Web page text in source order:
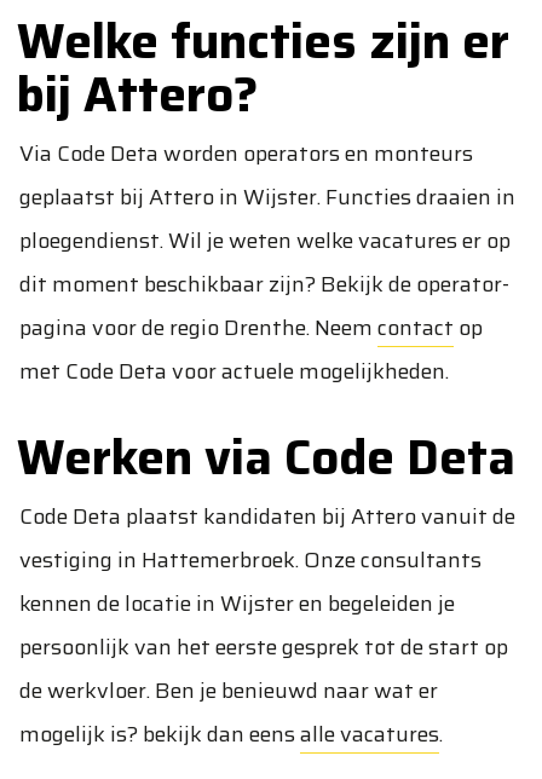
Welke functies zijn er
bij Attero?
Via Code Deta worden operators en monteurs
geplaatst bij Attero in Wijster. Functies draaien in
ploegendienst. Wil je weten welke vacatures er op
dit moment beschikbaar zijn? Bekijk de operator-
pagina voor de regio Drenthe. Neemcontact op
met Code Deta voor actuele mogelijkheden.
Werken via Code Deta
Code Deta plaatst kandidaten bij Attero vanuit de
vestiging in Hattemerbroek. Onze consultants
kennen de locatie in Wijster en begeleiden je
persoonlijk van het eerste gesprek tot de start op
de werkvloer. Ben je benieuwd naar wat er
mogelijk is? bekijk dan eensalle vacatures.